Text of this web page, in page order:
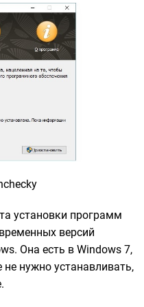
установки программ
версий
Она есть в Windows 7,
нужно устанавливать,